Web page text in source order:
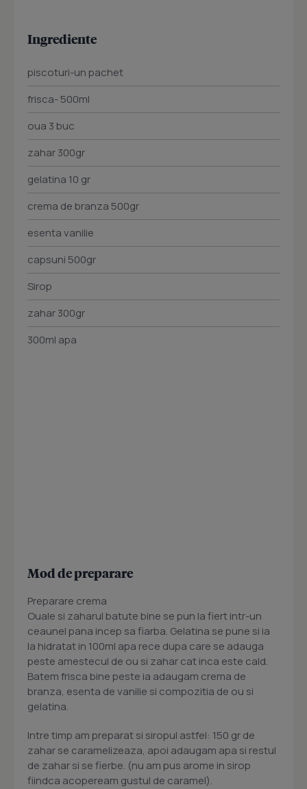
Ingrediente
piscoturi-un pachet
frisca- 500ml
oua 3 buc
zahar 300gr
gelatina 10 gr
crema de branza 500gr
esenta vanilie
capsuni 500gr
Sirop
zahar 300gr
300ml apa
Mod de preparare
Preparare crema
Ouale si zaharul batute bine se pun la fiert intr-un
ceaunel pana incep sa fiarba. Gelatina se pune si ia
la hidratat in 100ml apa rece dupa care se adauga
peste amestecul de ou si zahar cat inca este cald.
Batem frisca bine peste ia adaugam crema de
branza, esenta de vanilie si compozitia de ou si
gelatina.
Intre timp am preparat si siropul astfel: 150 gr de
zahar se caramelizeaza, apoi adaugam apa si restul
de zahar si se fierbe. (nu am pus arome in sirop
fiindca acopeream gustul de caramel).